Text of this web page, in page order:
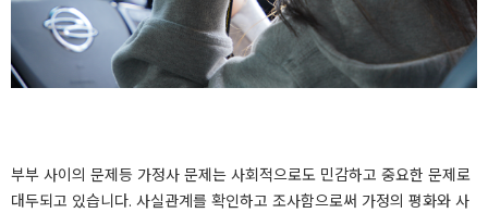
부부 사이의 문제등 가정사 문제는 사회적으로도 민감하고 중요한 문제로
대두되고 있습니다. 사실관계를 확인하고 조사함으로써 가정의 평화와 사